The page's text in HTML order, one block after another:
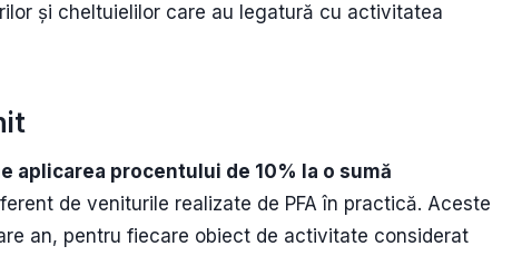
și cheltuielilor care au legatură cu activitatea
aplicarea procentului de 10% la o sumă
de veniturile realizate de PFA în practică. Aceste
an, pentru fiecare obiect de activitate considerat